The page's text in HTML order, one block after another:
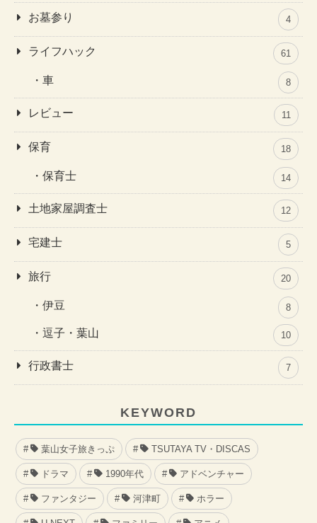
お墓参り 4
ライフハック 61
車 8
レビュー 11
保育 18
保育士 14
土地家屋調査士 12
宅建士 5
旅行 20
伊豆 8
逗子・葉山 10
行政書士 7
KEYWORD
葉山女子旅きっぷ TSUTAYA TV・DISCAS
ドラマ 1990年代 アドベンチャー
ファンタジー 河津町 ホラー